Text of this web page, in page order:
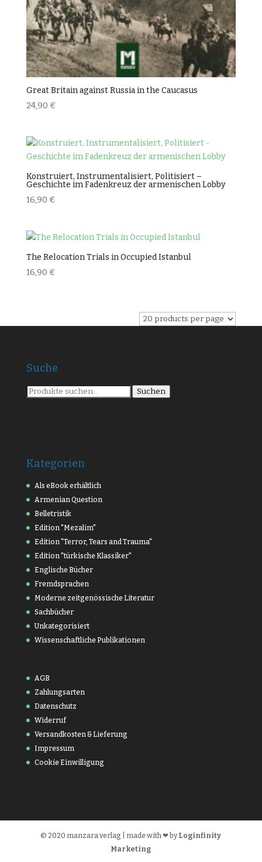
Great Britain against Russia in the Caucasus
24,90 €
Konstruiert, Instrumentalisiert, Politisiert –
Geschichte im Fadenkreuz der armenischen Lobby
16,90 €
The Relocation Trials in Occupied Istanbul
16,90 €
Suche
Suche
nach:
Suchen
Kategorien
Als eBook erhältlich
Armenian Question
Belletristik
Edition "Mezalim"
Edition "Terror, Tears and Trauma"
Edition "türkische Klassiker"
Englische Bücher
Fremdsprachen
Moderne zeitgenössische Literatur
Sachbücher
Unkategorisiert
Wissenschaftliche Publikationen
AGB
Zahlungsarten
Datenschutz
Widerruf
Versandkosten & Lieferung
Impressum
Cookie Einwilligung
© 2020 manzara verlag | made with ❤ byLoginfinity
Marketing